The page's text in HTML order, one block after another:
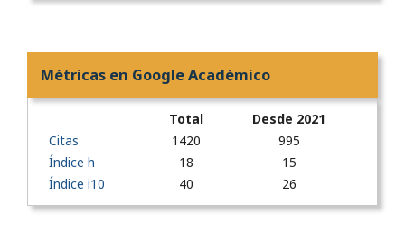
Métricas en Google Académico
Total
Desde 2021
Citas
1420
995
Índice h
18
15
Índice i10
40 26